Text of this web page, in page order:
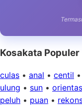
Kosakata Populer
culas • anal • centil •
ulung • sun •
peluh • puan •